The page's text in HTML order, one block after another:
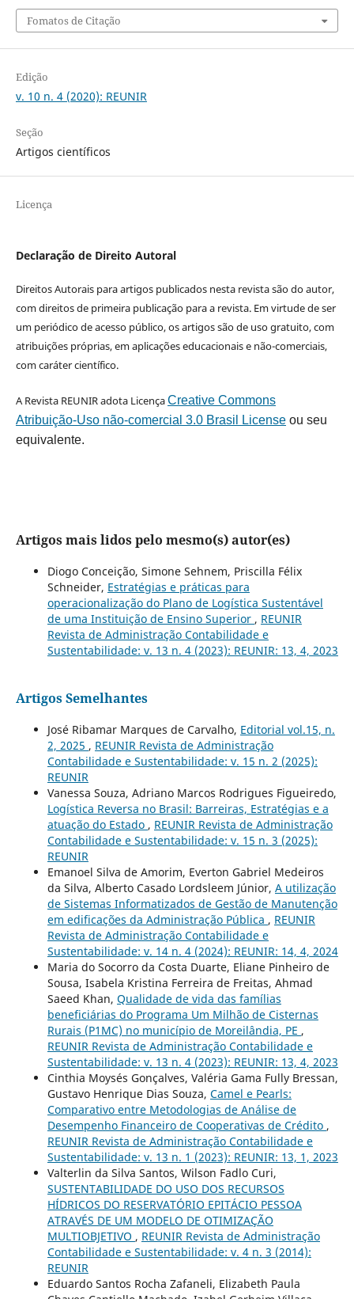
Fomatos de Citação
Edição
v. 10 n. 4 (2020): REUNIR
Seção
Artigos científicos
Licença
Declaração de Direito Autoral
Direitos Autorais para artigos publicados nesta revista são do autor,
com direitos de primeira publicação para a revista. Em virtude de ser
um periódico de acesso público, os artigos são de uso gratuito, com
atribuições próprias, em aplicações educacionais e não-comerciais,
com caráter científico.
A Revista REUNIR adota LicençaCreative Commons
Atribuição-Uso não-comercial 3.0 Brasil Licenseou seu
equivalente.
Artigos mais lidos pelo mesmo(s) autor(es)
Diogo Conceição, Simone Sehnem, Priscilla Félix
Schneider, Estratégias e práticas para
operacionalização do Plano de Logística Sustentável
de uma Instituição de Ensino Superior , REUNIR
Revista de Administração Contabilidade e
Sustentabilidade: v. 13 n. 4 (2023): REUNIR: 13, 4, 2023
Artigos Semelhantes
José Ribamar Marques de Carvalho, Editorial vol.15, n.
2, 2025 , REUNIR Revista de Administração
Contabilidade e Sustentabilidade: v. 15 n. 2 (2025):
REUNIR
Vanessa Souza, Adriano Marcos Rodrigues Figueiredo,
Logística Reversa no Brasil: Barreiras, Estratégias e a
atuação do Estado , REUNIR Revista de Administração
Contabilidade e Sustentabilidade: v. 15 n. 3 (2025):
REUNIR
Emanoel Silva de Amorim, Everton Gabriel Medeiros
da Silva, Alberto Casado Lordsleem Júnior, A utilização
de Sistemas Informatizados de Gestão de Manutenção
em edificações da Administração Pública , REUNIR
Revista de Administração Contabilidade e
Sustentabilidade: v. 14 n. 4 (2024): REUNIR: 14, 4, 2024
Maria do Socorro da Costa Duarte, Eliane Pinheiro de
Sousa, Isabela Kristina Ferreira de Freitas, Ahmad
Saeed Khan, Qualidade de vida das famílias
beneficiárias do Programa Um Milhão de Cisternas
Rurais (P1MC) no município de Moreilândia, PE ,
REUNIR Revista de Administração Contabilidade e
Sustentabilidade: v. 13 n. 4 (2023): REUNIR: 13, 4, 2023
Cinthia Moysés Gonçalves, Valéria Gama Fully Bressan,
Gustavo Henrique Dias Souza, Camel e Pearls:
Comparativo entre Metodologias de Análise de
Desempenho Financeiro de Cooperativas de Crédito ,
REUNIR Revista de Administração Contabilidade e
Sustentabilidade: v. 13 n. 1 (2023): REUNIR: 13, 1, 2023
Valterlin da Silva Santos, Wilson Fadlo Curi,
SUSTENTABILIDADE DO USO DOS RECURSOS
HÍDRICOS DO RESERVATÓRIO EPITÁCIO PESSOA
ATRAVÉS DE UM MODELO DE OTIMIZAÇÃO
MULTIOBJETIVO , REUNIR Revista de Administração
Contabilidade e Sustentabilidade: v. 4 n. 3 (2014):
REUNIR
Eduardo Santos Rocha Zafaneli, Elizabeth Paula